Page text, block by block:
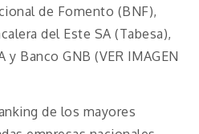
de Fomento (BNF),
del Este SA (Tabesa),
y Banco GNB (VER IMAGEN
de los mayores